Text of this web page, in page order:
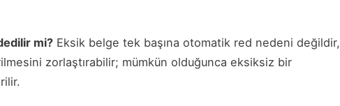
mi? Eksik belge tek başına otomatik red nedeni değildir,
zorlaştırabilir; mümkün olduğunca eksiksiz bir